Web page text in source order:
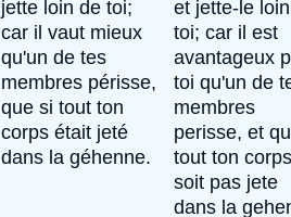
jette loin de toi;
car il vaut mieux
qu'un de tes
membres périsse,
que si tout ton
corps était jeté
dans la géhenne.
et jette-le
toi; car il est
avantageux
toi qu'un de
membres
perisse, et
tout ton
soit pas jete
dans la